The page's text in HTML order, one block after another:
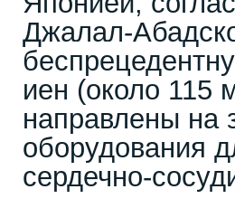
Джалал-
иен (около 115
направлены на
оборудования
сердечно-